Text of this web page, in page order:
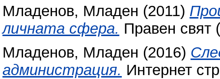
Младенов, Младен (2011)
личната сфера. Правен свят
Младенов, Младен (2016)
администрация. Интернет